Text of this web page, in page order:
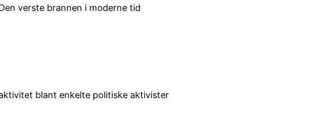
verste brannen i moderne tid
blant enkelte politiske aktivister